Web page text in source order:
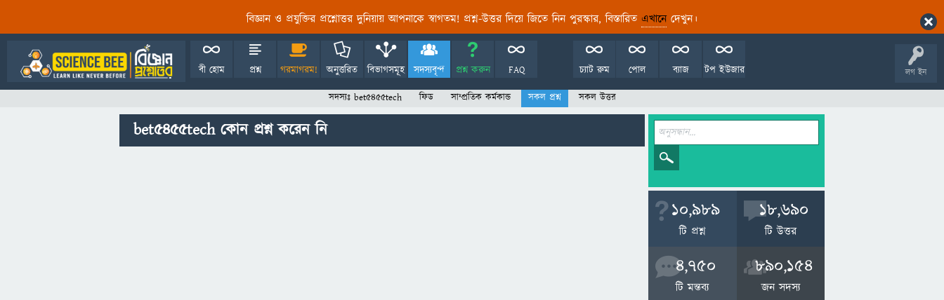
বিজ্ঞান ও প্রযুক্তির প্রশ্নোত্তর দুনিয়ায় আপনাকে স্বাগতম! প্রশ্ন-উত্তর দিয়ে জিতে নিন পুরস্কার, বিস্তারিত এখানেদেখুন।
লগ ইন
বী হোম প্রশ্ন গরমাগরম! অনুত্তরিত বিভাগসমূহ সদস্যবৃন্দ প্রশ্ন করুন FAQ টপ ইউজার
ব্যাজ
পোল
চ্যাট রুম
সদস্যঃ bet5455tech ফিড সাম্প্রতিক কর্মকান্ড সকল প্রশ্ন সকল উত্তর
bet5455tech কোন প্রশ্ন করেন নি
10,989
টি প্রশ্ন
18,690
টি উত্তর
4,750
টি মন্তব্য
890,154
জন সদস্য